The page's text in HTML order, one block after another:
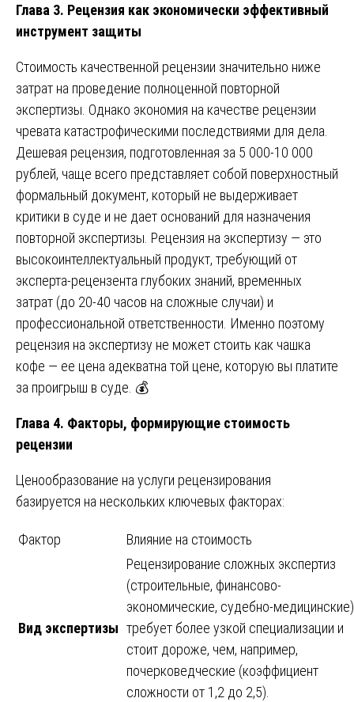
Глава 3. Рецензия как экономически эффективный
инструмент защиты
Стоимость качественной рецензии значительно ниже
затрат на проведение полноценной повторной
экспертизы. Однако экономия на качестве рецензии
чревата катастрофическими последствиями для дела.
Дешевая рецензия, подготовленная за 5 000-10 000
рублей, чаще всего представляет собой поверхностный
формальный документ, который не выдерживает
критики в суде и не дает оснований для назначения
повторной экспертизы. Рецензия на экспертизу — это
высокоинтеллектуальный продукт, требующий от
эксперта-рецензента глубоких знаний, временных
затрат (до 20-40 часов на сложные случаи) и
профессиональной ответственности. Именно поэтому
рецензия на экспертизу не может стоить как чашка
кофе — ее цена адекватна той цене, которую вы платите
за проигрыш в суде. 💰
Глава 4. Факторы, формирующие стоимость
рецензии
Ценообразование на услуги рецензирования
базируется на нескольких ключевых факторах:
Фактор Влияние на стоимость
Вид экспертизы
Рецензирование сложных экспертиз
(строительные, финансово-
экономические, судебно-медицинские)
требует более узкой специализации и
стоит дороже, чем, например,
почерковедческие (коэффициент
сложности от 1,2 до 2,5).